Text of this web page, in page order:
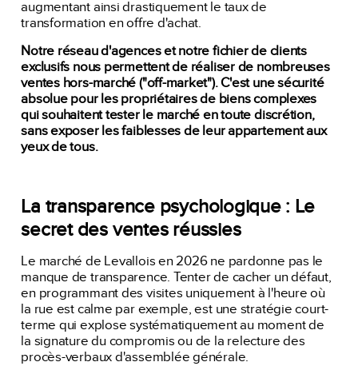
augmentant ainsi drastiquement le taux de
transformation en offre d'achat.
Notre réseau d'agences et notre fichier de clients
exclusifs nous permettent de réaliser de nombreuses
ventes hors-marché ("off-market"). C'est une sécurité
absolue pour les propriétaires de biens complexes
qui souhaitent tester le marché en toute discrétion,
sans exposer les faiblesses de leur appartement aux
yeux de tous.
La transparence psychologique : Le
secret des ventes réussies
Le marché de Levallois en 2026 ne pardonne pas le
manque de transparence. Tenter de cacher un défaut,
en programmant des visites uniquement à l'heure où
la rue est calme par exemple, est une stratégie court-
terme qui explose systématiquement au moment de
la signature du compromis ou de la relecture des
procès-verbaux d'assemblée générale.